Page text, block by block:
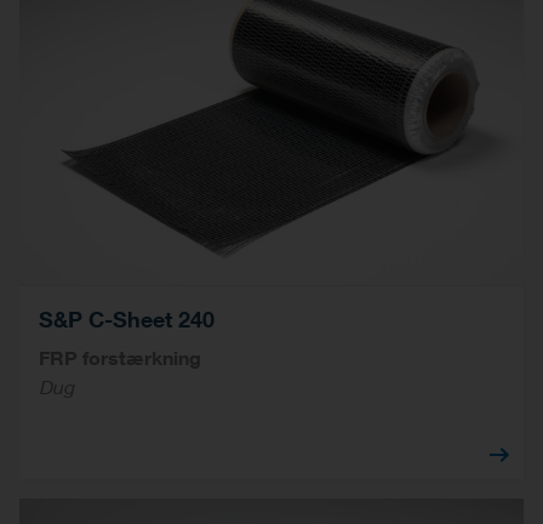
S&P C-Sheet 240
FRP forstærkning
Dug